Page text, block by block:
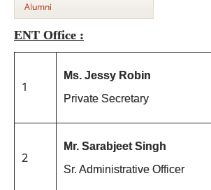
Alumni
ENT Office :
1
Ms. Jessy Robin
Private Secretary
2
Mr. Sarabjeet Singh
Sr. Administrative Officer